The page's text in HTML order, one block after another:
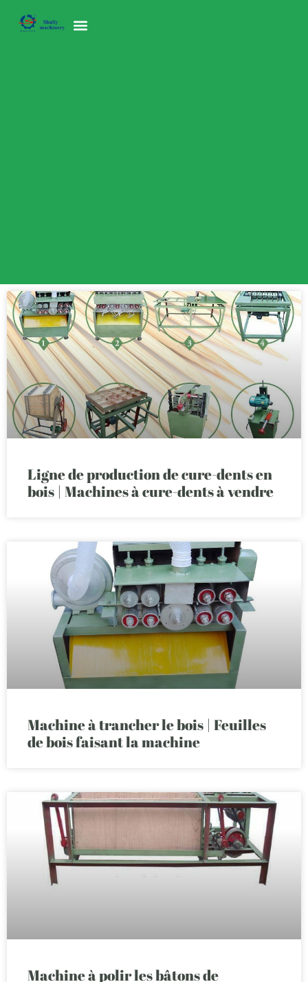
Ligne de production de cure-dents en
bois | Machines à cure-dents à vendre
Machine à trancher le bois | Feuilles
de bois faisant la machine
Machine à polir les bâtons de